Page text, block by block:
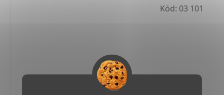
Kód: 03 101